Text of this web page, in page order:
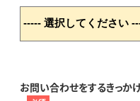
お問い合わせをするきっか